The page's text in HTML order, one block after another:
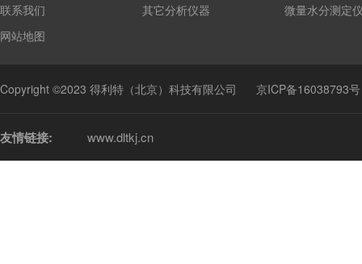
联系我们
网站地图
其它分析仪器
微量水分测定
Copyright ©2023 得利特（北京）科技有限公司 京ICP备16038793号
友情链接: www.dltkj.cn